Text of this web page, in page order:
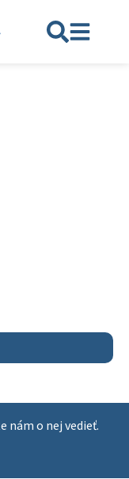
nám o nej vedieť.